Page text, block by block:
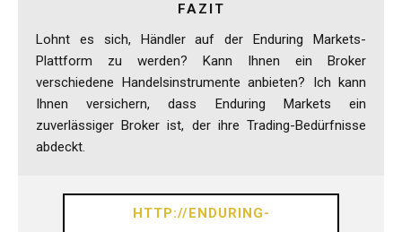
FAZIT
Lohnt es sich, Händler auf der Enduring Markets-
Plattform zu werden? Kann Ihnen ein Broker
verschiedene Handelsinstrumente anbieten? Ich kann
Ihnen versichern, dass Enduring Markets ein
zuverlässiger Broker ist, der ihre Trading-Bedürfnisse
abdeckt.
HTTP://ENDURING-